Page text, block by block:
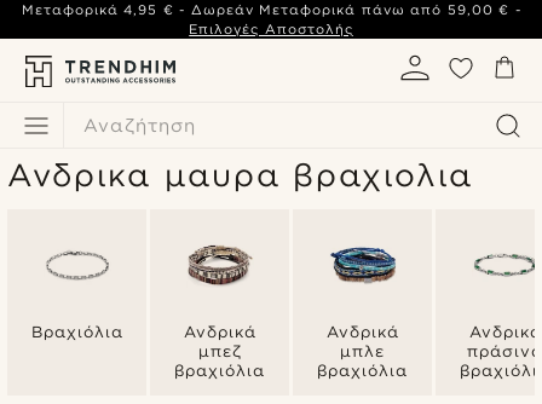
Αναζήτηση
Μεταφορικά 4,95 € - Δωρεάν Μεταφορικά πάνω από 59,00 € -
Επιλογές Αποστολής
Ανδρικα μαυρα βραχιολια
Βραχιόλια
Ανδρικά
μπεζ
βραχιόλια
Ανδρικά
μπλε
βραχιόλια
Ανδρικά
πράσινα